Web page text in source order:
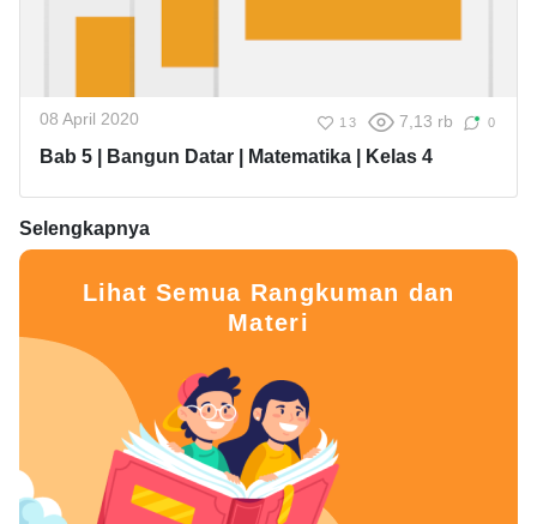
08 April 2020 13 7,13 rb 0
Bab 5 | Bangun Datar | Matematika | Kelas 4
Selengkapnya
Lihat Semua Rangkuman dan
Materi